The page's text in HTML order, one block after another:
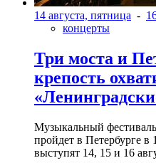
14 августа, пятница -
концерты
Три моста и
крепость
Музыкальный
пройдет в Петербурге
выступят 14, 15 и 16